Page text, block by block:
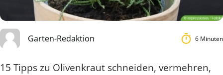
Garten-Redaktion 6 Minuten
15 Tipps zu Olivenkraut schneiden, vermehren,